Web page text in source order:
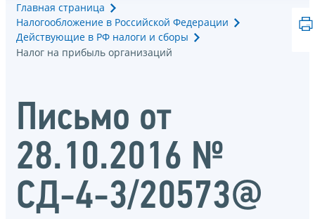
Главная страница
Налогообложение в Российской Федерации
Действующие в РФ налоги и сборы
Налог на прибыль организаций
Письмо от
28.10.2016 №
СД-4-3/20573@